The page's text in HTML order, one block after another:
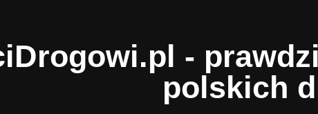
-
polskich